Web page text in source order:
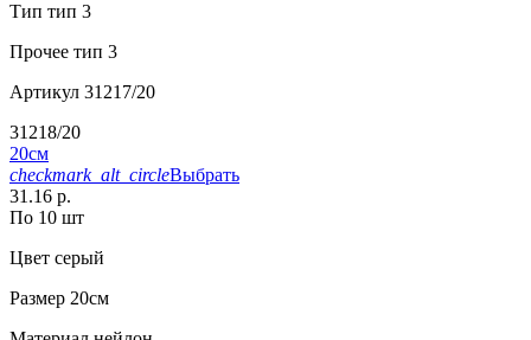
Тип тип 3
Прочее тип 3
Артикул 31217/20
31218/20
20см
checkmark_alt_circleВыбрать
31.16 р.
По 10 шт
Цвет серый
Размер 20см